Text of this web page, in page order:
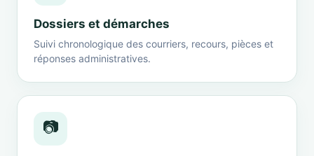
Dossiers et démarches
Suivi chronologique des courriers, recours, pièces et
réponses administratives.
📷